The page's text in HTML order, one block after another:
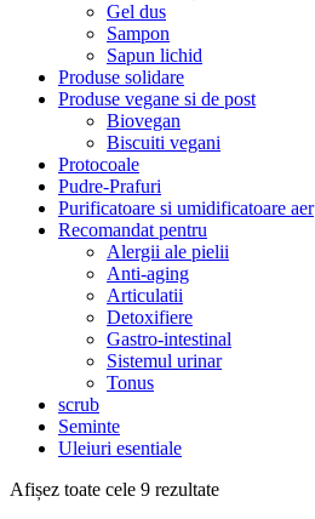
Gel dus
Sampon
Sapun lichid
Produse solidare
Produse vegane si de post
Biovegan
Biscuiti vegani
Protocoale
Pudre-Prafuri
Purificatoare si umidificatoare aer
Recomandat pentru
Alergii ale pielii
Anti-aging
Articulatii
Detoxifiere
Gastro-intestinal
Sistemul urinar
Tonus
scrub
Seminte
Uleiuri esentiale
Afișez toate cele 9 rezultateSortat